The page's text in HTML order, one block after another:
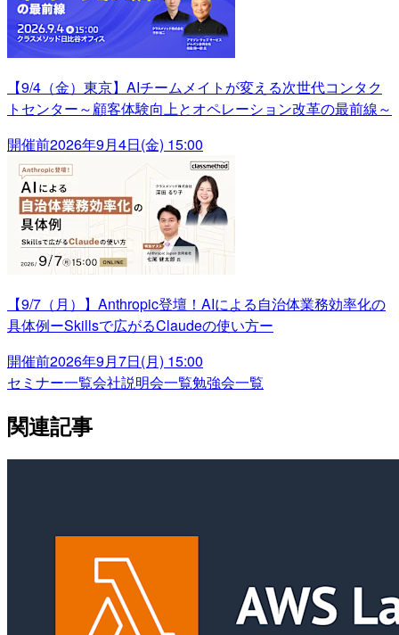
【9/4（金）東京】AIチームメイトが変える次世代コンタク
トセンター～顧客体験向上とオペレーション改革の最前線～
開催前2026年9月4日(金) 15:00
【9/7（月）】Anthropic登壇！AIによる自治体業務効率化の
具体例ーSkillsで広がるClaudeの使い方ー
開催前2026年9月7日(月) 15:00
セミナー一覧会社説明会一覧勉強会一覧
関連記事